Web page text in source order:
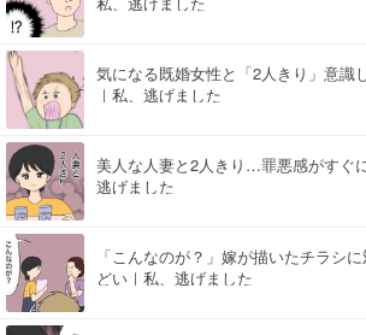
気になる既婚女性と「2人きり」意識
｜私、逃げました
美人な人妻と2人きり…罪悪感がすぐ
逃げました
「こんなのが？」嫁が描いたチラシ
どい｜私、逃げました